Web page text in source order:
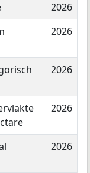
2026
2026
2026
2026
2026